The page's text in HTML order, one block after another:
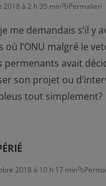
2018 à 2 h 35 min Permalien
me demandais s’il y
où l’ONU malgré le
permenants avait
son projet ou
tout simplement?
2018 à 10 h 17 min